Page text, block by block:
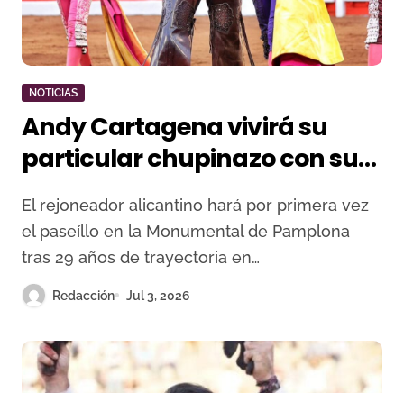
NOTICIAS
Andy Cartagena vivirá su
particular chupinazo con su
debut en San Fermín
El rejoneador alicantino hará por primera vez
el paseíllo en la Monumental de Pamplona
tras 29 años de trayectoria en…
Redacción Jul 3, 2026